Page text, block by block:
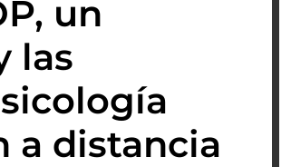
un
las
a distancia